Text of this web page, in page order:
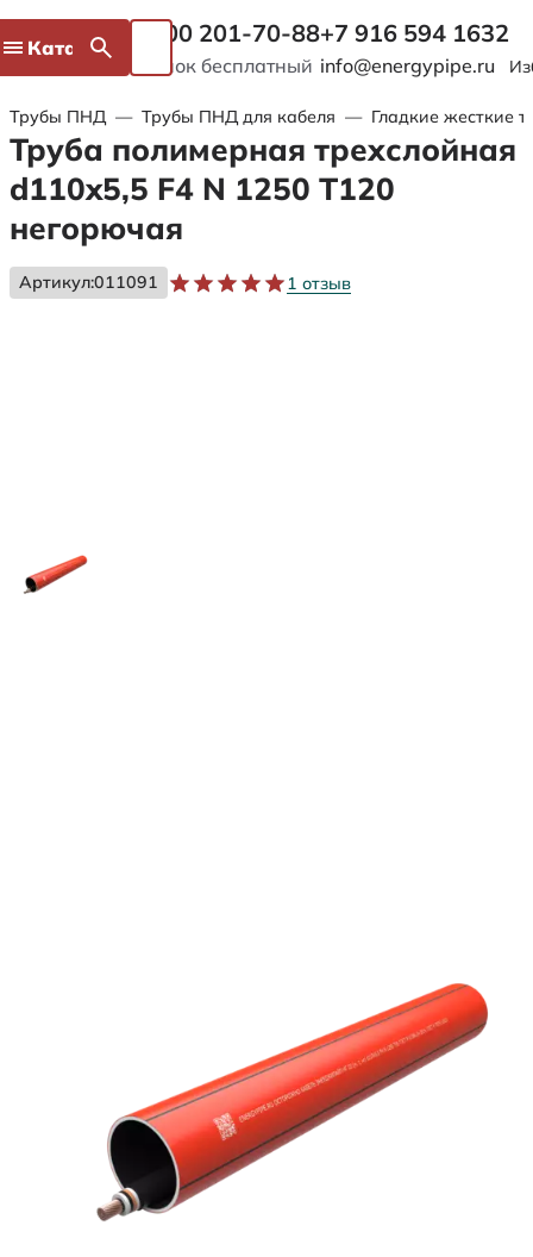
Каталог 8 800 201-70-88
Звонок бесплатный
+7 916 594 1632
info@energypipe.ru
Трубы ПНД — Трубы ПНД для кабеля — Гладкие жесткие
Труба полимерная трехслойная
d110x5,5 F4 N 1250 Т120
негорючая
Артикул:011091 1 отзыв